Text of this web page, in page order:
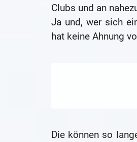
Clubs und an
Ja und, wer sich
hat keine Ahnung
Die können so